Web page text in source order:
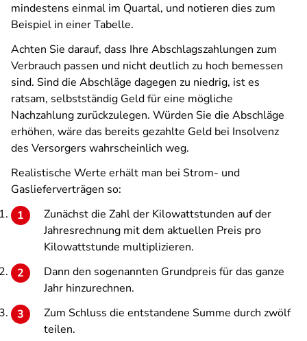
mindestens einmal im Quartal, und notieren dies zum
Beispiel in einer Tabelle.
Achten Sie darauf, dass Ihre Abschlagszahlungen zum
Verbrauch passen und nicht deutlich zu hoch bemessen
sind. Sind die Abschläge dagegen zu niedrig, ist es
ratsam, selbstständig Geld für eine mögliche
Nachzahlung zurückzulegen. Würden Sie die Abschläge
erhöhen, wäre das bereits gezahlte Geld bei Insolvenz
des Versorgers wahrscheinlich weg.
Realistische Werte erhält man bei Strom- und
Gaslieferverträgen so:
Zunächst die Zahl der Kilowattstunden auf der
Jahresrechnung mit dem aktuellen Preis pro
Kilowattstunde multiplizieren.
Dann den sogenannten Grundpreis für das ganze
Jahr hinzurechnen.
Zum Schluss die entstandene Summe durch zwölf
teilen.